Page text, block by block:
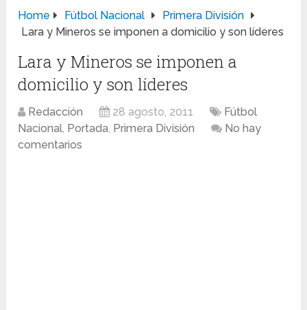
Home Fútbol Nacional
Primera División
Lara y Mineros se imponen a domicilio y son líderes
Lara y Mineros se imponen a
domicilio y son líderes
Redacción 28 agosto, 2011
Fútbol
Nacional, Portada, Primera División
No hay
comentarios